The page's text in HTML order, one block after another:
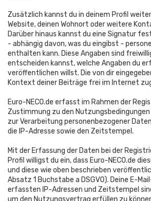
Zusätzlich kannst du in deinem Profil
Website, deinen Wohnort oder weitere
Darüber hinaus kannst du eine Signatur
- abhängig davon, was du eingibst -
enthalten kann. Diese Angaben sind
entscheiden kannst, welche Angaben du
veröffentlichen willst. Die von dir
Kontext deiner Beiträge frei im Internet
Euro-NECO.de erfasst im Rahmen der
Zustimmung zu den Nutzungsbedingungen
zur Verarbeitung personenbezogener
die IP-Adresse sowie den Zeitstempel.
Mit der Erfassung der Daten bei der
Profil willigst du ein, dass Euro-NECO.de
und diese wie oben beschrieben
Absatz 1 Buchstabe a DSGVO). Deine E-
erfassten IP-Adressen und Zeitstempel
um den Nutzungsvertrag erfüllen zu